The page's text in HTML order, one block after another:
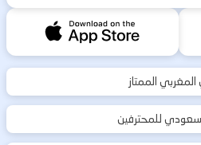
المغربي الممتاز
للمحترفين